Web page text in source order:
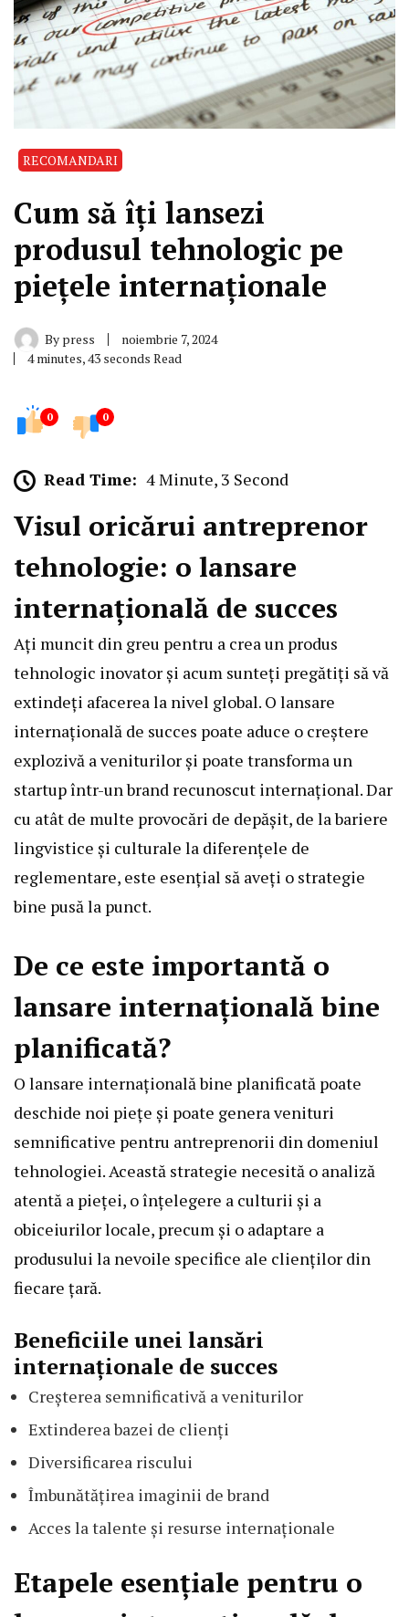
RECOMANDARI
Cum să îți lansezi
produsul tehnologic pe
piețele internaționale
By press
noiembrie 7, 2024
4 minutes, 43 seconds Read
0 0
Read Time: 4 Minute, 3 Second
Visul oricărui antreprenor
tehnologie: o lansare
internațională de succes
Ați muncit din greu pentru a crea un produs
tehnologic inovator și acum sunteți pregătiți să vă
extindeți afacerea la nivel global. O lansare
internațională de succes poate aduce o creștere
explozivă a veniturilor și poate transforma un
startup într-un brand recunoscut internațional. Dar
cu atât de multe provocări de depășit, de la bariere
lingvistice și culturale la diferențele de
reglementare, este esențial să aveți o strategie
bine pusă la punct.
De ce este importantă o
lansare internațională bine
planificată?
O lansare internațională bine planificată poate
deschide noi piețe și poate genera venituri
semnificative pentru antreprenorii din domeniul
tehnologiei. Această strategie necesită o analiză
atentă a pieței, o înțelegere a culturii și a
obiceiurilor locale, precum și o adaptare a
produsului la nevoile specifice ale clienților din
fiecare țară.
Beneficiile unei lansări
internaționale de succes
Creșterea semnificativă a veniturilor
Extinderea bazei de clienți
Diversificarea riscului
Îmbunătățirea imaginii de brand
Acces la talente și resurse internaționale
Etapele esențiale pentru o